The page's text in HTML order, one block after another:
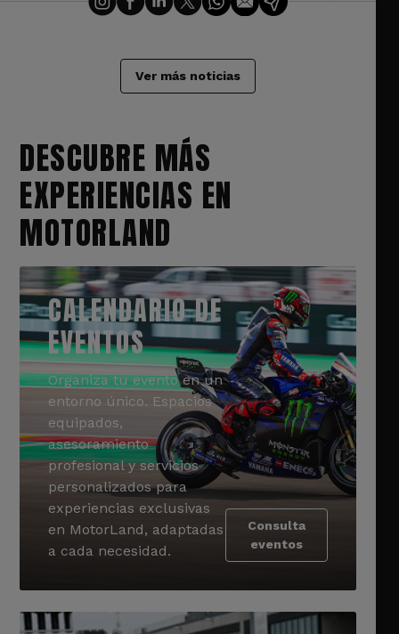
Ver más noticias
DESCUBRE MÁS
EXPERIENCIAS EN
MOTORLAND
CALENDARIO DE
EVENTOS
Organiza tu evento en un
entorno único. Espacios
equipados,
asesoramiento
profesional y servicios
personalizados para
experiencias exclusivas
en MotorLand, adaptadas
a cada necesidad.
Consulta
eventos